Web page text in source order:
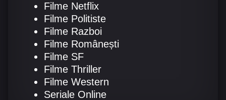
Filme Netflix
Filme Politiste
Filme Razboi
Filme Românești
Filme SF
Filme Thriller
Filme Western
Seriale Online